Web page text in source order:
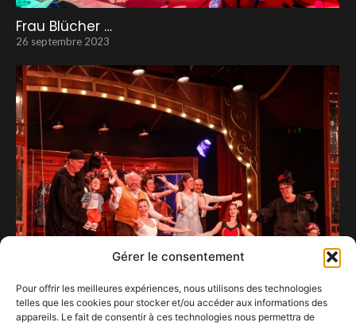
Gérer le consentement
Pour offrir les meilleures expériences, nous utilisons des technologies
telles que les cookies pour stocker et/ou accéder aux informations des
appareils. Le fait de consentir à ces technologies nous permettra de
Frau Blücher …
26 septembre 2023
Magic Cabaret enchante Tour et Taxis
11 décembre 2024